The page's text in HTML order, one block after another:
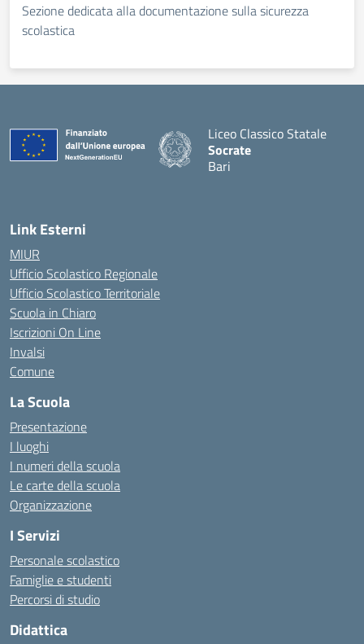
Sezione dedicata alla documentazione sulla sicurezza
scolastica
Liceo Classico Statale
Socrate
Bari
Link Esterni
MIUR
Ufficio Scolastico Regionale
Ufficio Scolastico Territoriale
Scuola in Chiaro
Iscrizioni On Line
Invalsi
Comune
La Scuola
Presentazione
I luoghi
I numeri della scuola
Le carte della scuola
Organizzazione
I Servizi
Personale scolastico
Famiglie e studenti
Percorsi di studio
Didattica